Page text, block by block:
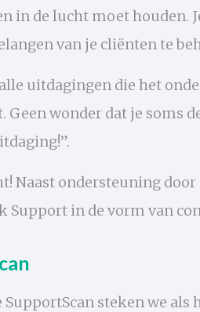
in de lucht moet houden.
van je cliënten te
uitdagingen die het
Geen wonder dat je soms
Naast ondersteuning
Support in de vorm van
steken we als